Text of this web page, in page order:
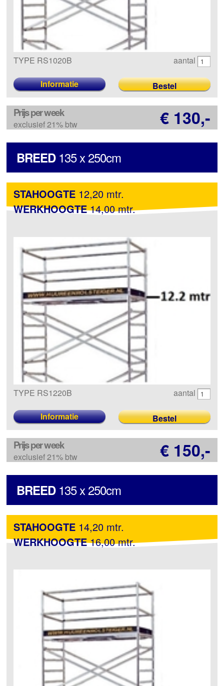
TYPE RS1020B aantal
Informatie
Prijs per week
exclusief 21% btw € 130,-
BREED135 x 250cm
STAHOOGTE12,20 mtr.
WERKHOOGTE14,00 mtr.
TYPE RS1220B aantal
Informatie
Prijs per week
exclusief 21% btw € 150,-
BREED135 x 250cm
STAHOOGTE14,20 mtr.
WERKHOOGTE16,00 mtr.